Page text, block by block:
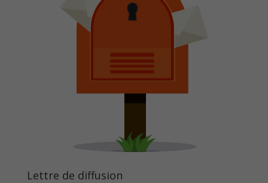
Lettre de diffusion